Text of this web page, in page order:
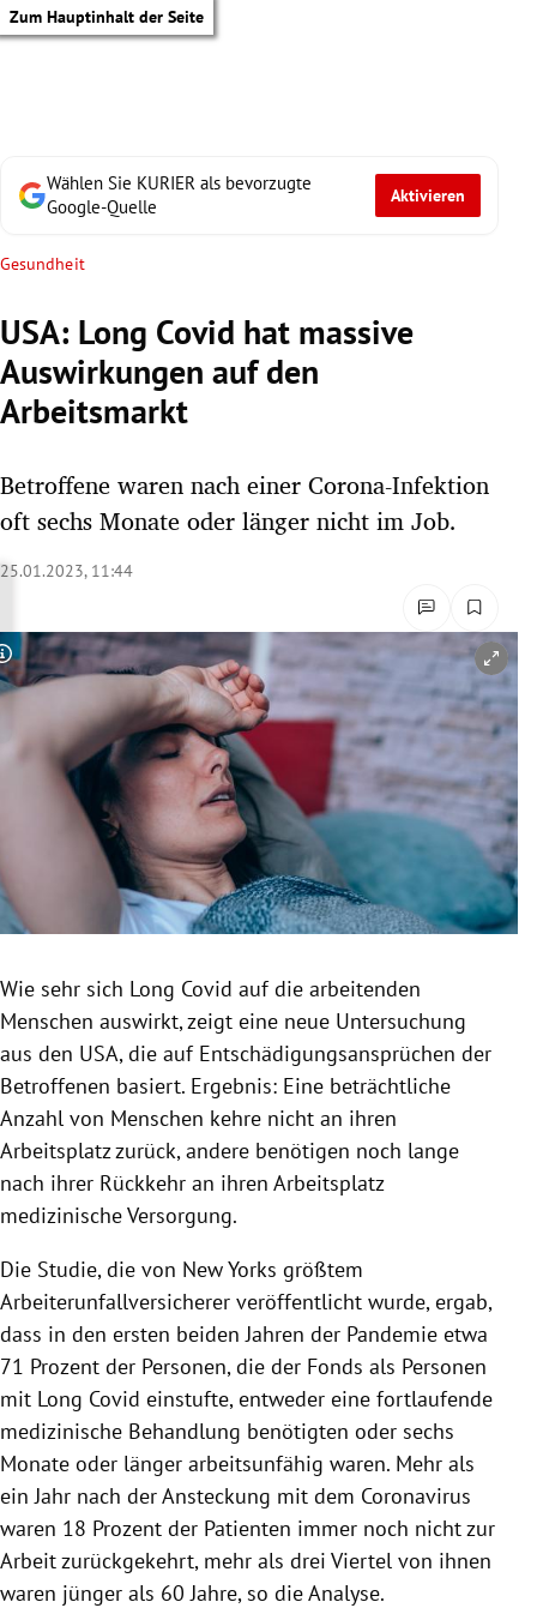
Zum Hauptinhalt der Seite
Untermenü
Untermenü
Untermenü
Untermenü
Untermenü
Untermenü
Untermenü
Wählen Sie KURIER als bevorzugte
Google-Quelle
Aktivieren
Gesundheit
USA: Long Covid hat massive
Auswirkungen auf den
Arbeitsmarkt
Betroffene waren nach einer Corona-Infektion
oft sechs Monate oder länger nicht im Job.
25.01.2023, 11:44
Copyright-Hinweis öffnen/schließen
Wie sehr sich Long Covid auf die arbeitenden
Menschen auswirkt, zeigt eine neue Untersuchung
aus den USA, die auf Entschädigungsansprüchen der
Betroffenen basiert. Ergebnis: Eine beträchtliche
Anzahl von Menschen kehre nicht an ihren
Arbeitsplatz zurück, andere benötigen noch lange
nach ihrer Rückkehr an ihren Arbeitsplatz
medizinische Versorgung.
Die Studie, die von New Yorks größtem
Arbeiterunfallversicherer veröffentlicht wurde, ergab,
dass in den ersten beiden Jahren der Pandemie etwa
71 Prozent der Personen, die der Fonds als Personen
mit Long Covid einstufte, entweder eine fortlaufende
medizinische Behandlung benötigten oder sechs
Monate oder länger arbeitsunfähig waren. Mehr als
ein Jahr nach der Ansteckung mit dem Coronavirus
waren 18 Prozent der Patienten immer noch nicht zur
Arbeit zurückgekehrt, mehr als drei Viertel von ihnen
waren jünger als 60 Jahre, so die Analyse.